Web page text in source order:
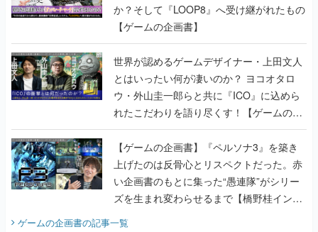
か？そして『LOOP8』へ受け継がれたもの
【ゲームの企画書】
世界が認めるゲームデザイナー・上田文人
とはいったい何が凄いのか？ ヨコオタロ
ウ・外山圭一郎らと共に『ICO』に込めら
れたこだわりを語り尽くす！【ゲームの企
画書】
【ゲームの企画書】『ペルソナ3』を築き
上げたのは反骨心とリスペクトだった。赤
い企画書のもとに集った“愚連隊”がシリー
ズを生まれ変わらせるまで【橋野桂インタ
ゲームの企画書の記事一覧